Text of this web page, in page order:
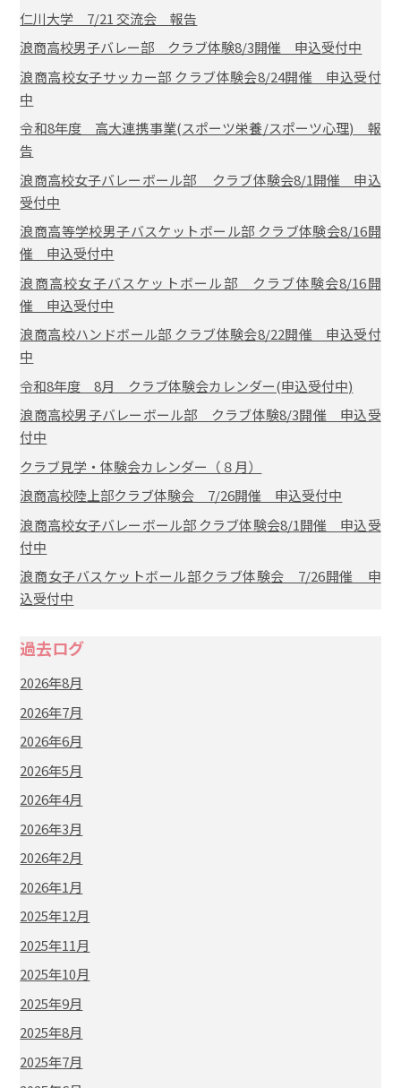
仁川大学 7/21 交流会 報告
浪商高校男子バレー部 クラブ体験8/3開催 申込受付中
浪商高校女子サッカー部 クラブ体験会8/24開催 申込受付
中
令和8年度 高大連携事業(スポーツ栄養/スポーツ心理) 報
告
浪商高校女子バレーボール部 クラブ体験会8/1開催 申込
受付中
浪商高等学校男子バスケットボール部 クラブ体験会8/16開
催 申込受付中
浪商高校女子バスケットボール部 クラブ体験会8/16開
催 申込受付中
浪商高校ハンドボール部 クラブ体験会8/22開催 申込受付
中
令和8年度 8月 クラブ体験会カレンダー(申込受付中)
浪商高校男子バレーボール部 クラブ体験8/3開催 申込受
付中
クラブ見学・体験会カレンダー（８月）
浪商高校陸上部クラブ体験会 7/26開催 申込受付中
浪商高校女子バレーボール部 クラブ体験会8/1開催 申込受
付中
浪商女子バスケットボール部クラブ体験会 7/26開催 申
込受付中
過去ログ
2026年8月
2026年7月
2026年6月
2026年5月
2026年4月
2026年3月
2026年2月
2026年1月
2025年12月
2025年11月
2025年10月
2025年9月
2025年8月
2025年7月